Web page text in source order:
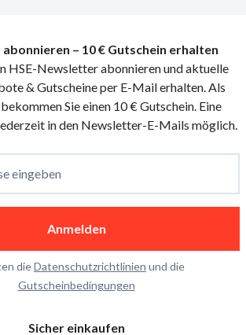
– 10 € Gutschein erhalten
HSE-Newsletter abonnieren und aktuelle
& Gutscheine per E-Mail erhalten. Als
Sie einen 10 € Gutschein. Eine
in den Newsletter-E-Mails möglich.
eingeben
Anmelden
dieDatenschutzrichtlinien und die
Gutscheinbedingungen
Sicher einkaufen